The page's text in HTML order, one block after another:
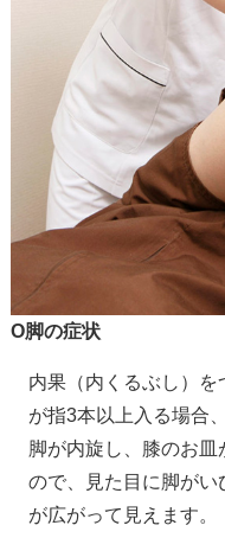
O脚の症状
内果（内くるぶし）
が指3本以上入る場合
脚が内旋し、膝のお
ので、見た目に脚がい
が広がって見えます。